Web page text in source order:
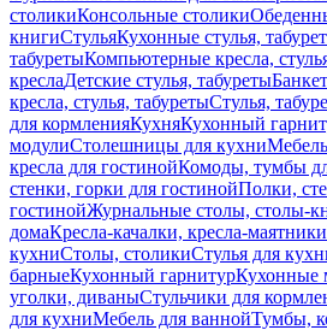
столикиКонсольные столики
книгиСтульяКухонные стулья,
табуретыКомпьютерные кресла,
креслаДетские стулья, табуреты
кресла, стулья, табуретыСтулья,
для кормленияКухняКухонный
модулиСтолешницы для кухни
кресла для гостинойКомоды, тумбы
стенки, горки для гостинойПолки,
гостинойЖурнальные столы, столы-
домаКресла-качалки, кресла-маятники
кухниСтолы, столикиСтулья для
барныеКухонный гарнитурКухонные
уголки, диваныСтульчики для
для кухниМебель для ваннойТумбы,